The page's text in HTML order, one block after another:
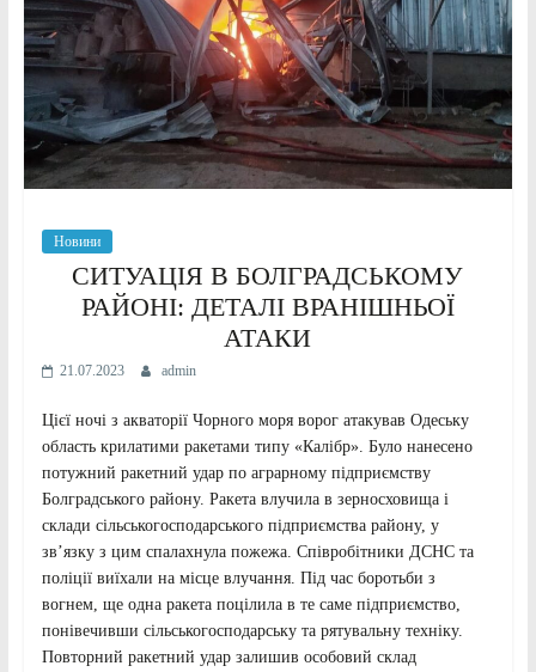
Новини
СИТУАЦІЯ В БОЛГРАДСЬКОМУ
РАЙОНІ: ДЕТАЛІ ВРАНІШНЬОЇ
АТАКИ
21.07.2023 admin
Цієї ночі з акваторії Чорного моря ворог атакував Одеську
область крилатими ракетами типу «Калібр». Було нанесено
потужний ракетний удар по аграрному підприємству
Болградського району. Ракета влучила в зерносховища і
склади сільськогосподарського підприємства району, у
зв’язку з цим спалахнула пожежа. Співробітники ДСНС та
поліції виїхали на місце влучання. Під час боротьби з
вогнем, ще одна ракета поцілила в те саме підприємство,
понівечивши сільськогосподарську та рятувальну техніку.
Повторний ракетний удар залишив особовий склад